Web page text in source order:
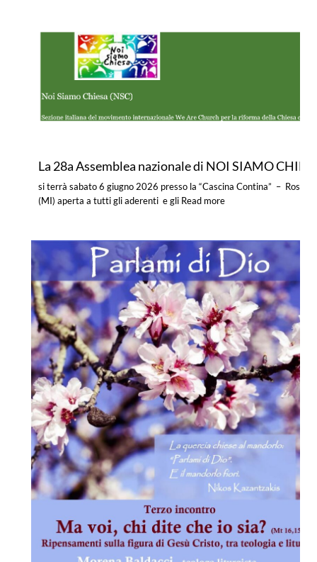
La 28a Assemblea nazionale di NOI SIAMO
si terrà sabato 6 giugno 2026 presso la “Cascina Contina” – Rosate
(MI) aperta a tutti gli aderenti e gli Read more